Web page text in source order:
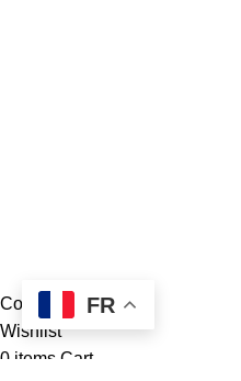
FR
Compare
Wishlist
0 items Cart